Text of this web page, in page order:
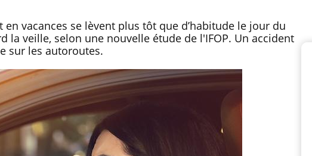
vacances se lèvent plus tôt que d’habitude le jour du
la veille, selon une nouvelle étude de l'IFOP. Un accident
sur les autoroutes.